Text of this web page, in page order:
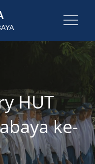
HUT
ke-